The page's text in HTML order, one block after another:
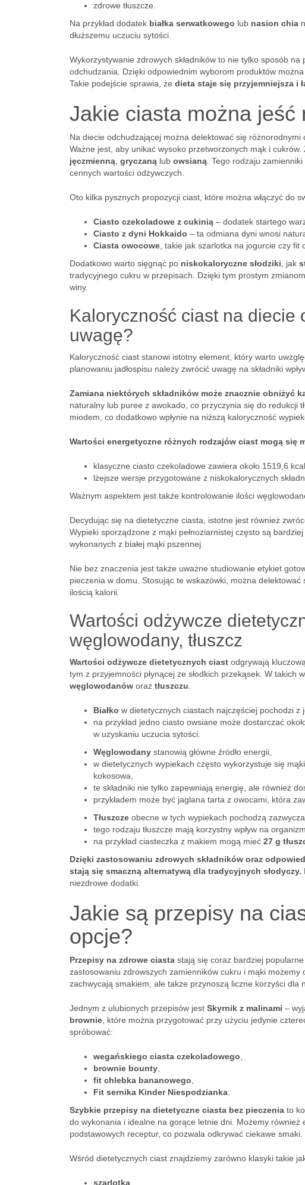
zdrowe tłuszcze.
Na przykład dodatek białka serwatkowego lub nasion chia
dłuższemu uczuciu sytości.
Wykorzystywanie zdrowych składników to nie tylko sposób
odchudzania. Dzięki odpowiednim wyborom produktów
Takie podejście sprawia, że dieta staje się przyjemniejsza i
Jakie ciasta można jeść
Na diecie odchudzającej można delektować się
Ważne jest, aby unikać wysoko przetworzonych mąk i
jęczmienną gryczaną lub owsianą . Tego rodzaju
cennych wartości odżywczych.
Oto kilka pysznych propozycji ciast, które można włączyć do
Ciasto czekoladowe z cukinią – dodatek startego
Ciasto z dyni Hokkaido – ta odmiana dyni wnosi
Ciasta owocowe , takie jak szarlotka na jogurcie czy
Dodatkowo warto sięgnąć po niskokaloryczne słodziki , jak
tradycyjnego cukru w przepisach. Dzięki tym prostym
winy.
Kaloryczność ciast na diecie
uwagę?
Kaloryczność ciast stanowi istotny element, który warto
planowaniu jadłospisu należy zwrócić uwagę na składniki
Zamiana niektórych składników może znacznie obniżyć
naturalny lub puree z awokado, co przyczynia się do redukcji
miodem, co dodatkowo wpłynie na niższą kaloryczność
Wartości energetyczne różnych rodzajów ciast mogą się
klasyczne ciasto czekoladowe zawiera około 1519,6 kcal,
lżejsze wersje przygotowane z niskokalorycznych
Ważnym aspektem jest także kontrolowanie ilości
Decydując się na dietetyczne ciasta, istotne jest również
Wypieki sporządzone z mąki pełnoziarnistej często są
wykonanych z białej mąki pszennej.
Nie bez znaczenia jest także uważne studiowanie etykiet
pieczenia w domu. Stosując te wskazówki, można
ilością kalorii.
Wartości odżywcze
węglowodany, tłuszcz
Wartości odżywcze dietetycznych ciast odgrywają
tym z przyjemności płynącej ze słodkich przekąsek. W takich
węglowodanów oraz tłuszczu
Białko w dietetycznych ciastach najczęściej pochodzi z
na przykład jedno ciasto owsiane może dostarczać
w uzyskaniu uczucia sytości.
Węglowodany stanowią główne źródło energii,
w dietetycznych wypiekach często wykorzystuje się
kokosowa,
te składniki nie tylko zapewniają energię, ale również
przykładem może być jaglana tarta z owocami, która
Tłuszcze obecne w tych wypiekach pochodzą
tego rodzaju tłuszcze mają korzystny wpływ na
na przykład ciasteczka z makiem mogą mieć 27 g
Dzięki zastosowaniu zdrowych składników oraz
stają się smaczną alternatywą dla tradycyjnych słodyczy.
niezdrowe dodatki.
Jakie są przepisy na
opcje?
Przepisy na zdrowe ciasta stają się coraz bardziej
zastosowaniu zdrowszych zamienników cukru i mąki
zachwycają smakiem, ale także przynoszą liczne korzyści dla
Jednym z ulubionych przepisów jest Skyrnik z malinami –
brownie , które można przygotować przy użyciu jedynie
spróbować:
wegańskiego ciasta czekoladowego
brownie bounty
fit chlebka bananowego
Fit sernika Kinder Niespodzianka
Szybkie przepisy na dietetyczne ciasta bez pieczenia to
do wykonania i idealne na gorące letnie dni. Możemy
podstawowych receptur, co pozwala odkrywać ciekawe smaki.
Wśród dietetycznych ciast znajdziemy zarówno klasyki takie
szarlotka